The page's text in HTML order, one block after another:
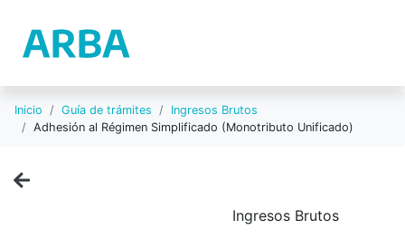
Inicio Guía de trámites
Ingresos Brutos
Adhesión al Régimen Simplificado (Monotributo Unificado)
Ingresos Brutos